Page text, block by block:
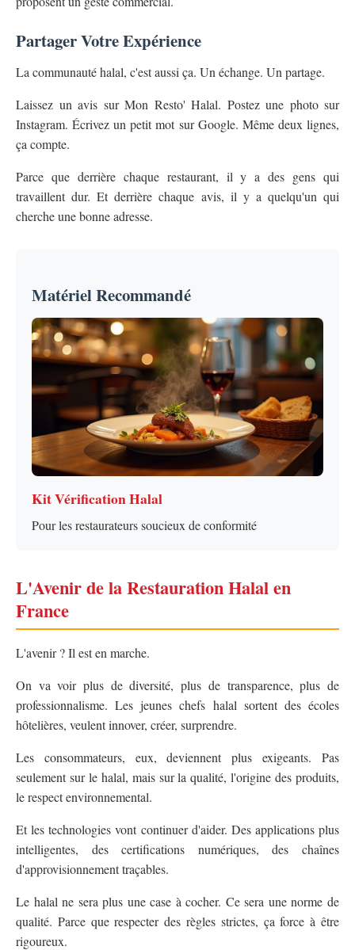
Partager Votre Expérience
La communauté halal, c'est aussi ça. Un échange. Un partage.
Laissez un avis sur Mon Resto' Halal. Postez une photo sur
Instagram. Écrivez un petit mot sur Google. Même deux lignes,
ça compte.
Parce que derrière chaque restaurant, il y a des gens qui
travaillent dur. Et derrière chaque avis, il y a quelqu'un qui
cherche une bonne adresse.
Matériel Recommandé
Kit Vérification Halal
Pour les restaurateurs soucieux de conformité
L'Avenir de la Restauration Halal en
France
L'avenir ? Il est en marche.
On va voir plus de diversité, plus de transparence, plus de
professionnalisme. Les jeunes chefs halal sortent des écoles
hôtelières, veulent innover, créer, surprendre.
Les consommateurs, eux, deviennent plus exigeants. Pas
seulement sur le halal, mais sur la qualité, l'origine des produits,
le respect environnemental.
Et les technologies vont continuer d'aider. Des applications plus
intelligentes, des certifications numériques, des chaînes
d'approvisionnement traçables.
Le halal ne sera plus une case à cocher. Ce sera une norme de
qualité. Parce que respecter des règles strictes, ça force à être
rigoureux.